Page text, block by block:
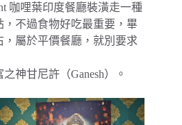
咖哩葉印度餐廳裝潢走一種
不過食物好吃最重要，畢
屬於平價餐廳，就別要求
神甘尼許（Ganesh）。